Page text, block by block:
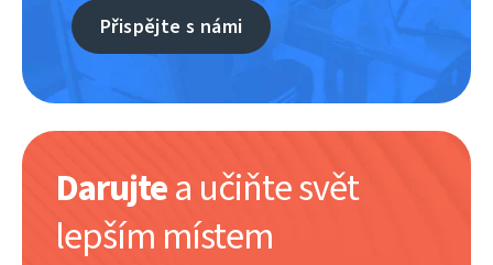
Přispějte s námi
Darujtea učiňte svět
lepším místem